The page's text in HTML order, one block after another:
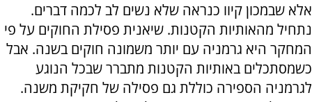
אלא שבמכון קיוו כנראה שלא נשים לב לכמה דברים.
נתחיל מהאותיות הקטנות. שיאנית פסילת החוקים על פי
המחקר היא גרמניה עם יותר משמונה חוקים בשנה. אבל
כשמסתכלים באותיות הקטנות מתברר שבכל הנוגע
לגרמניה הספירה כוללת גם פסילה של חקיקת משנה.